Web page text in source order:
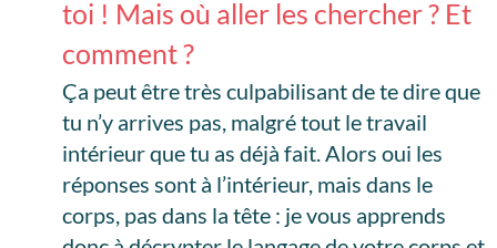
toi ! Mais où aller les chercher ? Et
comment ?
Ça peut être très culpabilisant de te dire que
tu n’y arrives pas, malgré tout le travail
intérieur que tu as déjà fait. Alors oui les
réponses sont à l’intérieur, mais dans le
corps, pas dans la tête : je vous apprends